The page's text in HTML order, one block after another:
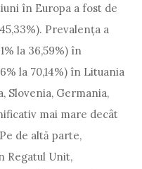
în Europa a fost de
Prevalența a
la 36,59%) în
la 70,14%) în Lituania
Slovenia, Germania,
mai mare decât
de altă parte,
Regatul Unit,